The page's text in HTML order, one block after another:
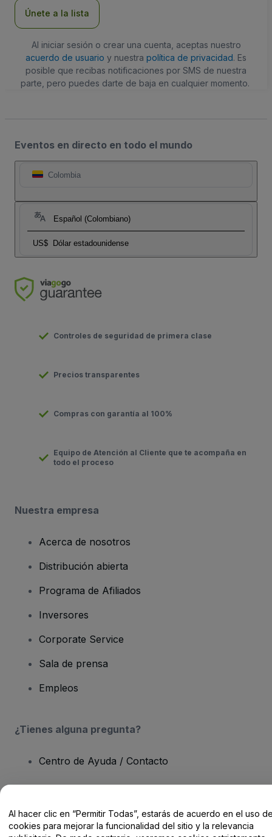
Únete a la lista
Al iniciar sesión o crear una cuenta, aceptas nuestro
acuerdo de usuario y nuestra política de privacidad. Es
posible que recibas notificaciones por SMS de nuestra
parte, pero puedes darte de baja en cualquier momento.
Eventos en directo en todo el mundo
Colombia
Español (Colombiano)
US$ Dólar estadounidense
Controles de seguridad de primera clase
Precios transparentes
Compras con garantía al 100%
Equipo de Atención al Cliente que te acompaña en
todo el proceso
Nuestra empresa
Acerca de nosotros
Distribución abierta
Programa de Afiliados
Inversores
Corporate Service
Sala de prensa
Empleos
¿Tienes alguna pregunta?
Centro de Ayuda / Contacto
Derechos reservados © viagogo GmbH 2026 Datos de la Empresa
Al hacer clic en “Permitir Todas”, estarás de acuerdo en el uso
cookies para mejorar la funcionalidad del sitio y la relevancia